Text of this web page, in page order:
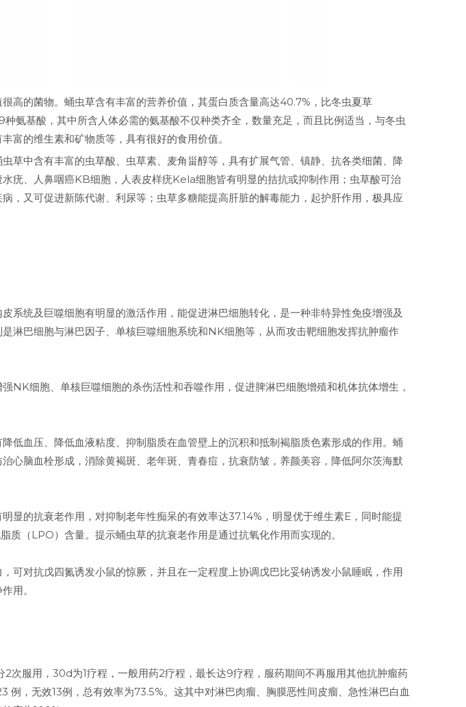
高的菌物。蛹虫草含有丰富的营养价值，其蛋白质含量高达40.7%，比冬虫夏草
种氨基酸，其中所含人体必需的氨基酸不仅种类齐全，数量充足，而且比例适当，与冬虫
富的维生素和矿物质等，具有很好的食用价值。
草中含有丰富的虫草酸、虫草素、麦角甾醇等，具有扩展气管、镇静、抗各类细菌、降
疣、人鼻咽癌KB细胞，人表皮样疣Kela细胞皆有明显的拮抗或抑制作用；虫草酸可治
，又可促进新陈代谢、利尿等；虫草多糖能提高肝脏的解毒能力，起护肝作用，极具应
系统及巨噬细胞有明显的激活作用，能促进淋巴细胞转化，是一种非特异性免疫增强及
淋巴细胞与淋巴因子、单核巨噬细胞系统和NK细胞等，从而攻击靶细胞发挥抗肿瘤作
NK细胞、单核巨噬细胞的杀伤活性和吞噬作用，促进脾淋巴细胞增殖和机体抗体增生，
低血压、降低血液粘度、抑制脂质在血管壁上的沉积和抵制褐脂质色素形成的作用。蛹
心脑血栓形成，消除黄褐斑、老年斑、青春痘，抗衰防皱，养颜美容，降低阿尔茨海默
显的抗衰老作用，对抑制老年性痴呆的有效率达37.14%，明显优于维生素E，同时能提
质（LPO）含量。提示蛹虫草的抗衰老作用是通过抗氧化作用而实现的。
可对抗戊四氮诱发小鼠的惊厥，并且在一定程度上协调戊巴比妥钠诱发小鼠睡眠，作用
用。
次服用，30d为1疗程，一般用药2疗程，最长达9疗程，服药期间不再服用其他抗肿瘤药
例，无效13例，总有效率为73.5%。这其中对淋巴肉瘤、胸膜恶性间皮瘤、急性淋巴白血